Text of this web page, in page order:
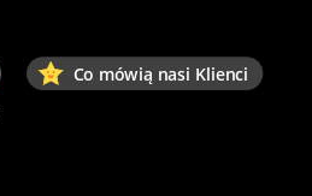
Co mówią nasi Klienci